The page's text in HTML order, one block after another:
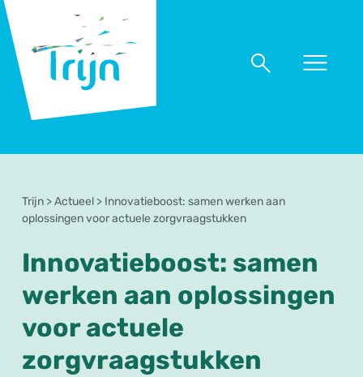
Trijn
Naar
Naar
Trijn >Actueel > Innovatieboost: samen werken aan
oplossingen voor actuele zorgvraagstukken
Innovatieboost: samen
werken aan oplossingen
voor actuele
zorgvraagstukken